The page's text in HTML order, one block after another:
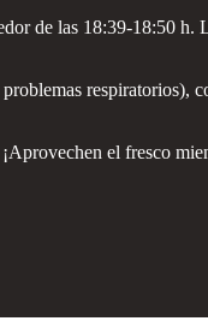
de las 18:39-18:50 h.
respiratorios),
el fresco